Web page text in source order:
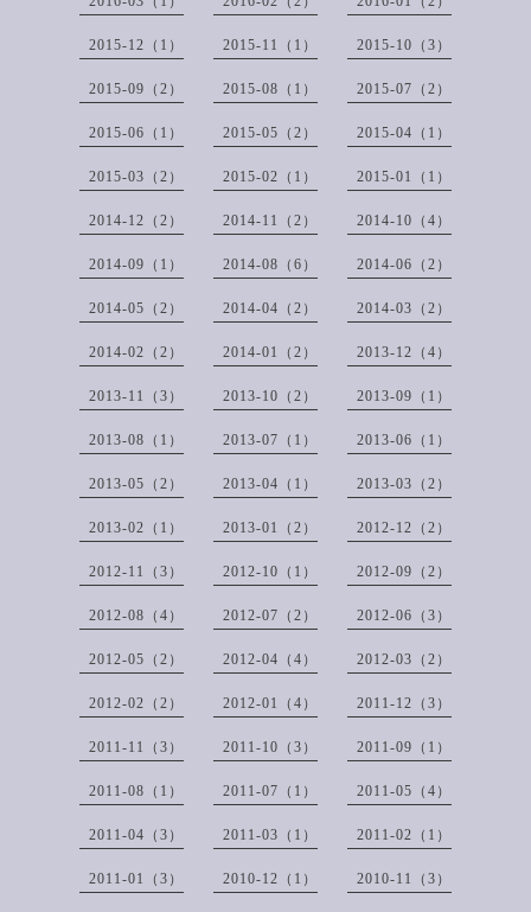
2015-12（1） 2015-11（1） 2015-10（3）
2015-09（2） 2015-08（1） 2015-07（2）
2015-06（1） 2015-05（2） 2015-04（1）
2015-03（2） 2015-02（1） 2015-01（1）
2014-12（2） 2014-11（2） 2014-10（4）
2014-09（1） 2014-08（6） 2014-06（2）
2014-05（2） 2014-04（2） 2014-03（2）
2014-02（2） 2014-01（2） 2013-12（4）
2013-11（3） 2013-10（2） 2013-09（1）
2013-08（1） 2013-07（1） 2013-06（1）
2013-05（2） 2013-04（1） 2013-03（2）
2013-02（1） 2013-01（2） 2012-12（2）
2012-11（3） 2012-10（1） 2012-09（2）
2012-08（4） 2012-07（2） 2012-06（3）
2012-05（2） 2012-04（4） 2012-03（2）
2012-02（2） 2012-01（4） 2011-12（3）
2011-11（3） 2011-10（3） 2011-09（1）
2011-08（1） 2011-07（1） 2011-05（4）
2011-04（3） 2011-03（1） 2011-02（1）
2011-01（3） 2010-12（1） 2010-11（3）